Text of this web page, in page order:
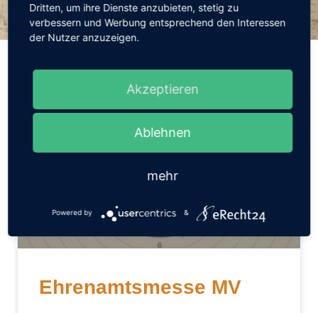
Ehrenamtsmesse MV
Dritten, um ihre Dienste anzubieten, stetig zu
verbessern und Werbung entsprechend den Interessen
der Nutzer anzuzeigen.
Akzeptieren
Ablehnen
mehr
Powered by &